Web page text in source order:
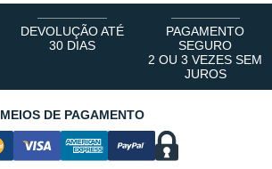
DEVOLUÇÃO ATÉ
30 DIAS
PAGAMENTO
SEGURO
2 OU 3 VEZES SEM
JUROS
MEIOS DE PAGAMENTO